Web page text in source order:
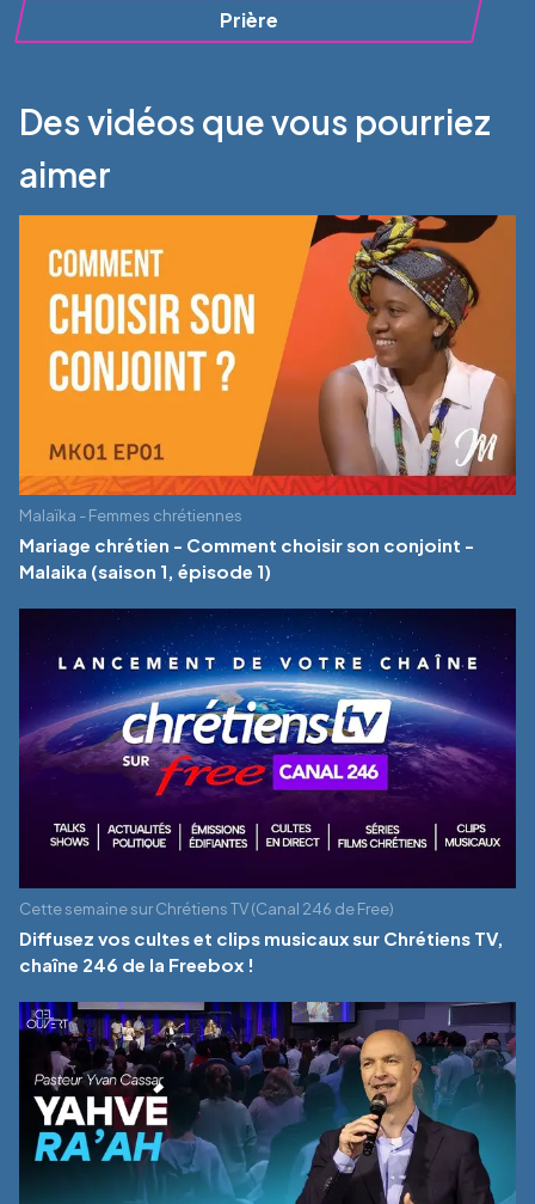
Prière
Des vidéos que vous pourriez
aimer
Malaïka - Femmes chrétiennes
Mariage chrétien - Comment choisir son conjoint -
Malaika (saison 1, épisode 1)
Cette semaine sur Chrétiens TV (Canal 246 de Free)
Diffusez vos cultes et clips musicaux sur Chrétiens TV,
chaîne 246 de la Freebox !